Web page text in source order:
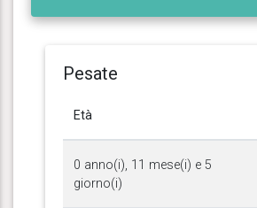
Pesate
Età
0 anno(i), 11 mese(i) e 5
giorno(i)